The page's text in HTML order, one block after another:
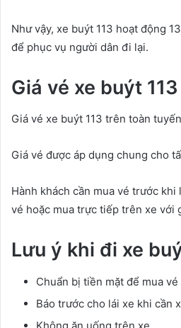
Như vậy, xe buýt 113 hoạt động
để phục vụ người dân đi lại.
Giá vé xe buýt 113
Giá vé xe buýt 113 trên toàn
Giá vé được áp dụng chung cho
Hành khách cần mua vé trước
vé hoặc mua trực tiếp trên xe với
Lưu ý khi đi xe
Chuẩn bị tiền mặt để mua
Báo trước cho lái xe khi cần
Không ăn uống trên xe.